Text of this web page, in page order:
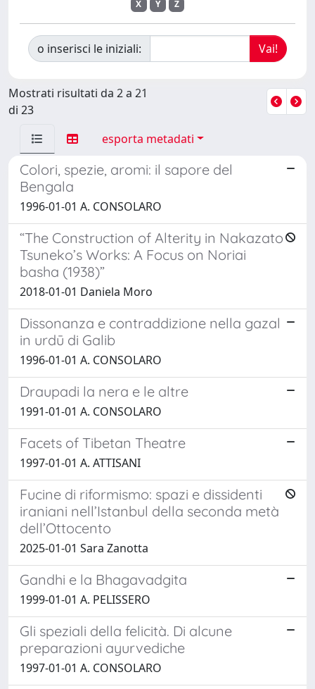
X
Y Z
o inserisci le iniziali:
Mostrati risultati da 2 a 21
di 23
esporta metadati
Colori, spezie, aromi: il sapore del
Bengala
1996-01-01 A. CONSOLARO
“The Construction of Alterity in Nakazato
Tsuneko’s Works: A Focus on Noriai
basha (1938)”
2018-01-01 Daniela Moro
Dissonanza e contraddizione nella gazal
in urdū di Galib
1996-01-01 A. CONSOLARO
Draupadi la nera e le altre
1991-01-01 A. CONSOLARO
Facets of Tibetan Theatre
1997-01-01 A. ATTISANI
Fucine di riformismo: spazi e dissidenti
iraniani nell’Istanbul della seconda metà
dell’Ottocento
2025-01-01 Sara Zanotta
Gandhi e la Bhagavadgita
1999-01-01 A. PELISSERO
Gli speziali della felicità. Di alcune
preparazioni ayurvediche
1997-01-01 A. CONSOLARO